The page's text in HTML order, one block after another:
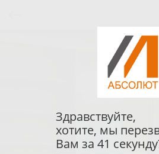
Здравствуйте,
хотите, мы
Вам за 41